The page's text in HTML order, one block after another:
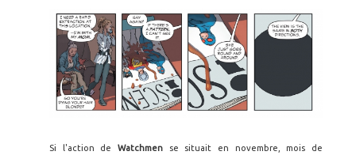
Si l'action de Watchmen se situait en novembre, mois de